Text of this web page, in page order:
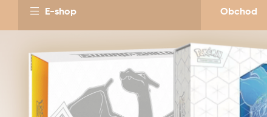
E-shop Obchod